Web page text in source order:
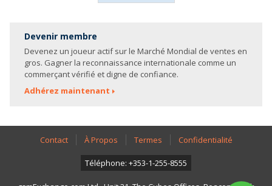
Devenir membre
Devenez un joueur actif sur le Marché Mondial de ventes en
gros. Gagner la reconnaissance internationale comme un
commerçant vérifié et digne de confiance.
Adhérez maintenant
Contact À Propos Termes Confidentialité
Téléphone: +353-1-255-8555